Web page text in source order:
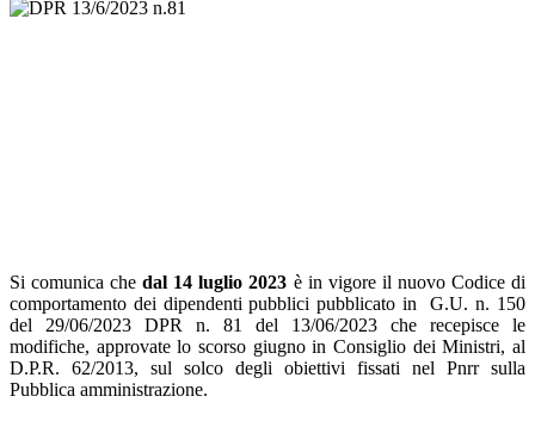
Si comunica chedal 14 luglio 2023 è in vigore il nuovo Codice di
comportamento dei dipendenti pubblici pubblicato in G.U. n. 150
del 29/06/2023 DPR n. 81 del 13/06/2023 che recepisce le
modifiche, approvate lo scorso giugno in Consiglio dei Ministri, al
D.P.R. 62/2013, sul solco degli obiettivi fissati nel Pnrr sulla
Pubblica amministrazione.